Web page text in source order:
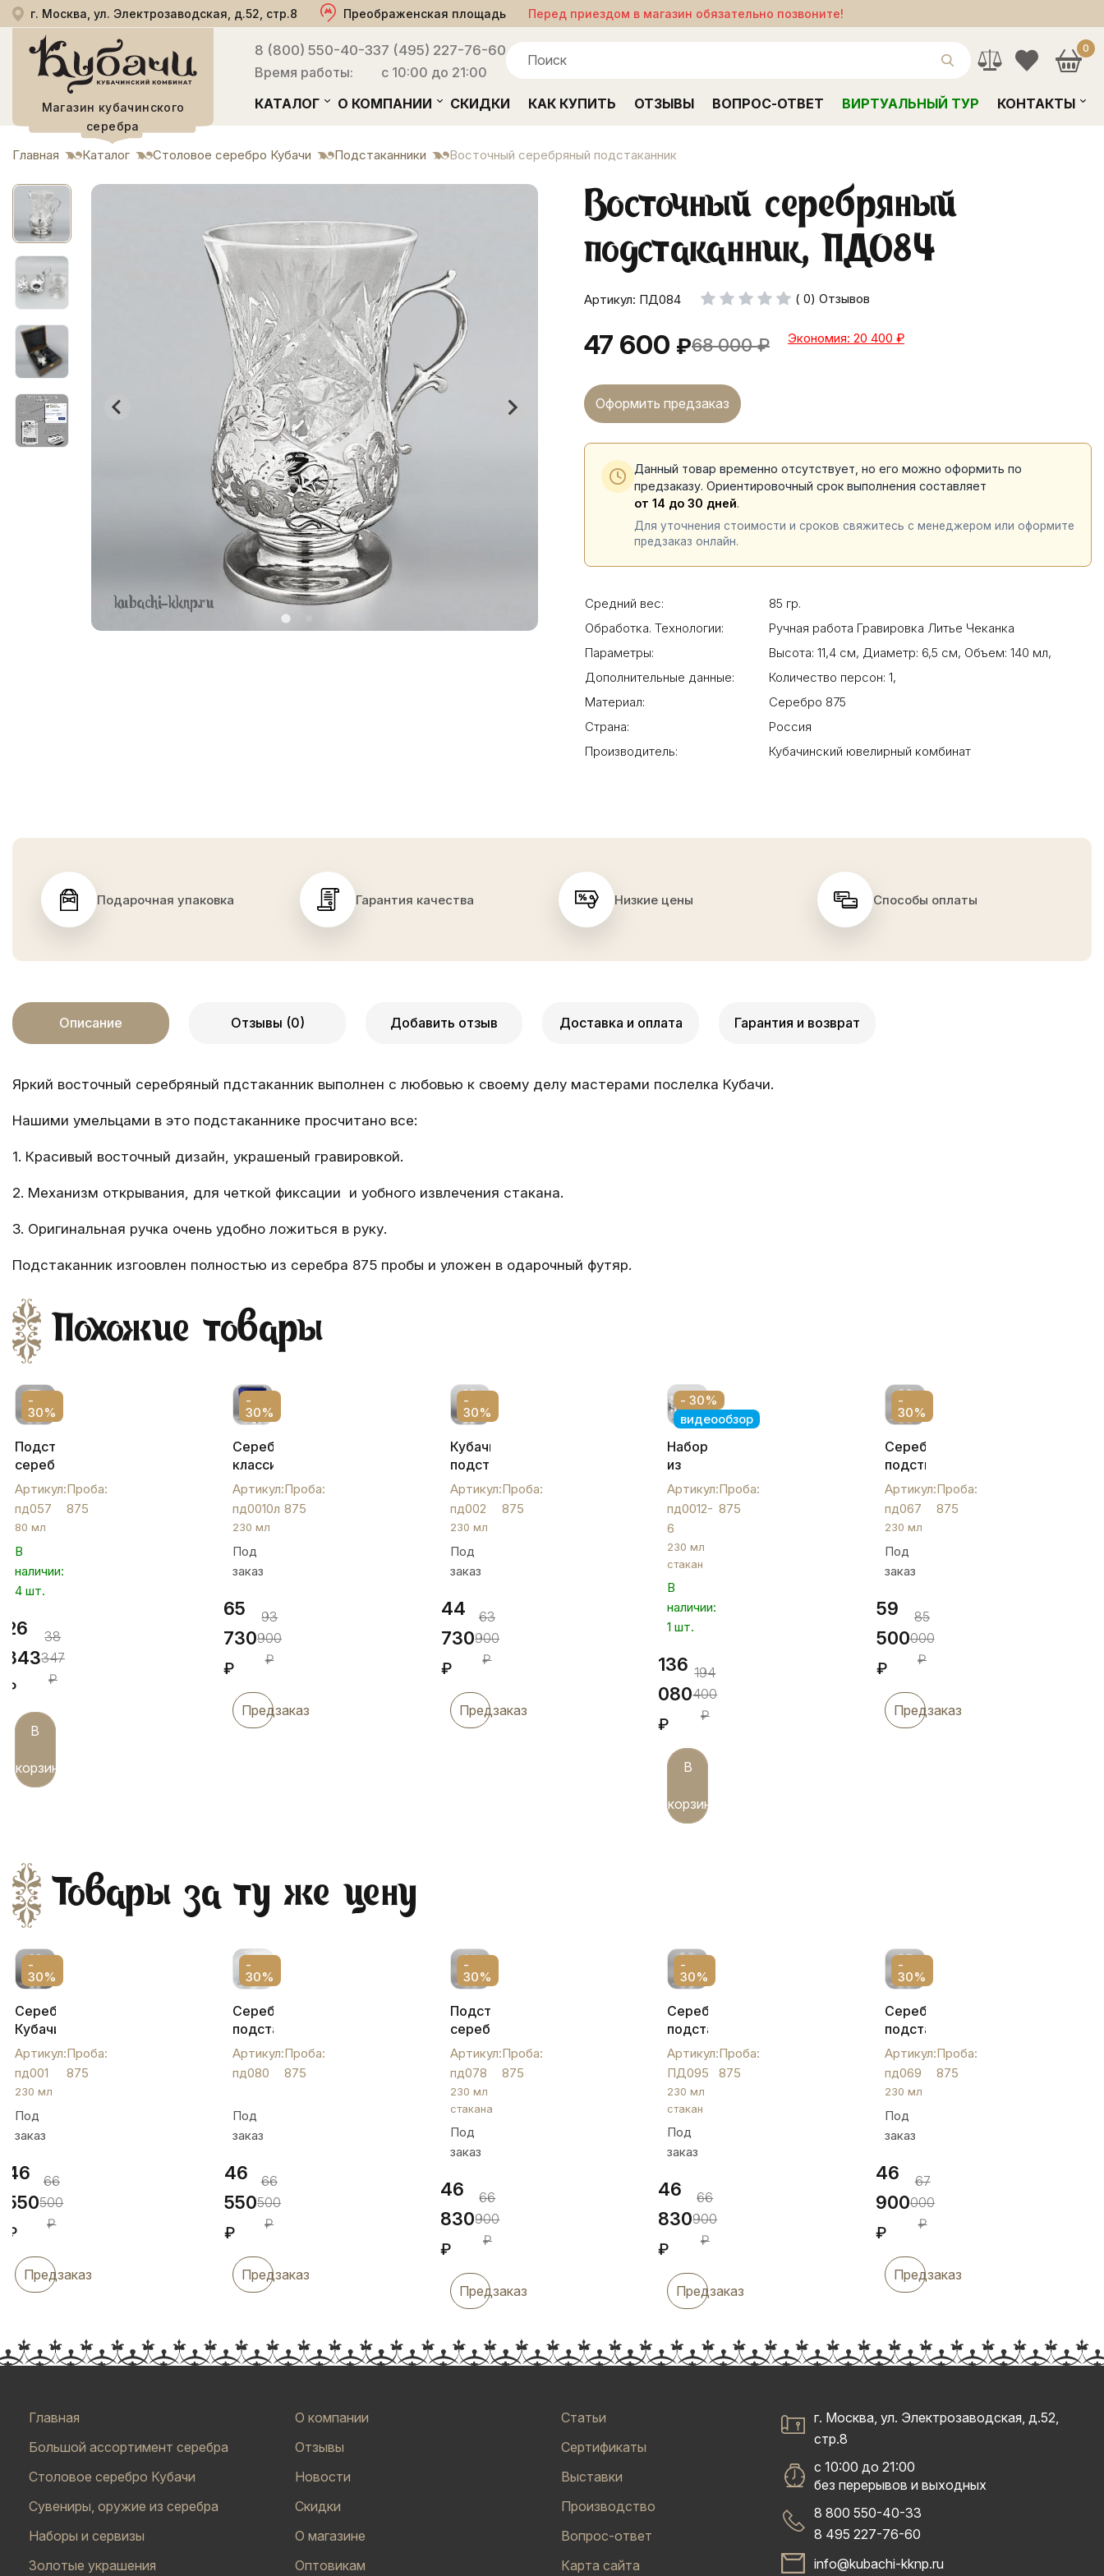
г. Москва, ул. Электрозаводская, д.52, стр.8 Преображенская площадь Перед приездом в магазин обязательно позвоните!
Магазин кубачинского
серебра
8 (800) 550-40-33
Время работы:
7 (495) 227-76-60
с 10:00 до 21:00
0
КАТАЛОГ О КОМПАНИИ СКИДКИ КАК КУПИТЬ ОТЗЫВЫ ВОПРОС-ОТВЕТ ВИРТУАЛЬНЫЙ ТУР КОНТАКТЫ
Главная Каталог Столовое серебро Кубачи Подстаканники Восточный серебряный подстаканник
Восточный серебряный
подстаканник, ПД084
Артикул: ПД084 ( 0) Отзывов
47 600 ₽68 000 ₽ Экономия: 20 400 ₽
Оформить предзаказ
Данный товар временно отсутствует, но его можно оформить по
предзаказу. Ориентировочный срок выполнения составляет
от 14 до 30 дней.
Для уточнения стоимости и сроков свяжитесь с менеджером или оформите
предзаказ онлайн.
Средний вес:
85 гр.
Обработка. Технологии:
Ручная работа Гравировка Литье Чеканка
Параметры:
Высота: 11,4 см, Диаметр: 6,5 см, Объем: 140 мл,
Дополнительные данные:
Количество персон: 1,
Материал:
Серебро 875
Страна:
Россия
Производитель:
Кубачинский ювелирный комбинат
Подарочная упаковка Гарантия качества Низкие цены Способы оплаты
Описание Отзывы (0) Добавить отзыв Доставка и оплата Гарантия и возврат
Яркий восточный серебряный пдстаканник выполнен с любовью к своему делу мастерами послелка Кубачи.
Нашими умельцами в это подстаканнике просчитано все:
1. Красивый восточный дизайн, украшеный гравировкой.
2. Механизм открывания, для четкой фиксации и уобного извлечения стакана.
3. Оригинальная ручка очень удобно ложиться в руку.
Подстаканник изгоовлен полностью из серебра 875 пробы и уложен в одарочный футяр.
Похожие товары
-
30%
Подстаканник
серебряный
для
кофе
«Император»,
пд057
Артикул:
пд057
Проба:
875
80 мл
В
наличии:
4 шт.
26
843
₽
38
347
₽
В
корзину
-
30%
Серебряный
классический
подстаканник
ложкой,
230
мл,
пд0010л
Артикул:
пд0010л
Проба:
875
230 мл
Под
заказ
65
730
₽
93
900
₽
Предзаказ
-
30%
Кубачинский
подстаканник,
пд002
Артикул:
пд002
Проба:
875
230 мл
Под
заказ
44
730
₽
63
900
₽
Предзаказ
- 30%
видеообзор
Набор
из
шести
серебряных
подстаканников
"Артель",
пд0012-
6
Артикул:
пд0012-
6
Проба:
875
230 мл
стакан
В
наличии:
1 шт.
136
080
₽
194
400
₽
В
корзину
-
30%
Серебряный
подстканик
с
цветной
эмалью
"Финифть",
пд067
Артикул:
пд067
Проба:
875
230 мл
Под
заказ
59
500
₽
85
000
₽
Предзаказ
Товары за ту же цену
-
30%
Серебряный
Кубачинский
подстаканник,
пд001
Артикул:
пд001
Проба:
875
230 мл
Под
заказ
46
550
₽
66
500
₽
Предзаказ
-
30%
Серебряный
подстаканник
с
открытыми
боками,
Артикул:
пд080
Проба:
875
Под
заказ
46
550
₽
66
500
₽
Предзаказ
-
30%
Подстаканник
серебро,
пд078
Артикул:
пд078
Проба:
875
230 мл
стакана
Под
заказ
46
830
₽
66
900
₽
Предзаказ
-
30%
Серебряный
подстаканник
без
чернения,
ПД095
Артикул:
ПД095
Проба:
875
230 мл
стакан
Под
заказ
46
830
₽
66
900
₽
Предзаказ
-
30%
Серебряный
подстаканник
,
пд069
Артикул:
пд069
Проба:
875
230 мл
Под
заказ
46
900
₽
67
000
₽
Предзаказ
Главная
Большой ассортимент серебра
Столовое серебро Кубачи
Сувениры, оружие из серебра
Наборы и сервизы
Золотые украшения
О компании
Отзывы
Новости
Скидки
О магазине
Оптовикам
Статьи
Сертификаты
Выставки
Производство
Вопрос-ответ
Карта сайта
г. Москва, ул. Электрозаводская, д.52,
стр.8
с 10:00 до 21:00
без перерывов и выходных
8 800 550-40-33
8 495 227-76-60
info@kubachi-kknp.ru